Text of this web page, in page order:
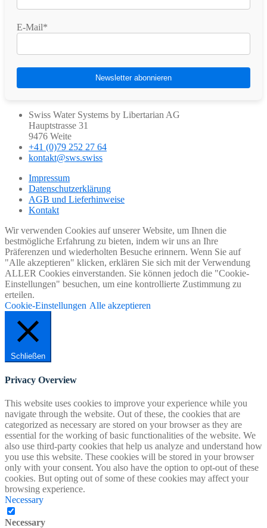
E-Mail*
Swiss Water Systems by Libertarian AG
Hauptstrasse 31
9476 Weite
+41 (0)79 252 27 64
kontakt@sws.swiss
Impressum
Datenschutzerklärung
AGB und Lieferhinweise
Kontakt
Wir verwenden Cookies auf unserer Website, um Ihnen die
bestmögliche Erfahrung zu bieten, indem wir uns an Ihre
Präferenzen und wiederholten Besuche erinnern. Wenn Sie auf
"Alle akzeptieren" klicken, erklären Sie sich mit der Verwendung
ALLER Cookies einverstanden. Sie können jedoch die "Cookie-
Einstellungen" besuchen, um eine kontrollierte Zustimmung zu
erteilen.
Cookie-Einstellungen Alle akzeptieren
Schließen
Privacy Overview
This website uses cookies to improve your experience while you
navigate through the website. Out of these, the cookies that are
categorized as necessary are stored on your browser as they are
essential for the working of basic functionalities of the website. We
also use third-party cookies that help us analyze and understand how
you use this website. These cookies will be stored in your browser
only with your consent. You also have the option to opt-out of these
cookies. But opting out of some of these cookies may affect your
browsing experience.
Necessary
Necessary